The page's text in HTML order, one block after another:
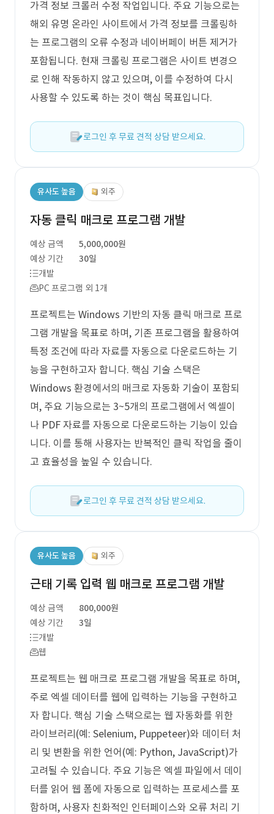
가격 정보 크롤러 수정 작업입니다. 주요 기능으로는
해외 유명 온라인 사이트에서 가격 정보를 크롤링하
는 프로그램의 오류 수정과 네이버페이 버튼 제거가
포함됩니다. 현재 크롤링 프로그램은 사이트 변경으
로 인해 작동하지 않고 있으며, 이를 수정하여 다시
사용할 수 있도록 하는 것이 핵심 목표입니다.
로그인 후 무료 견적 상담 받으세요.
유사도 높음 외주
자동 클릭 매크로 프로그램 개발
예상 금액
5,000,000원
예상 기간
30일
개발
PC 프로그램 외 1개
프로젝트는 Windows 기반의 자동 클릭 매크로 프로
그램 개발을 목표로 하며, 기존 프로그램을 활용하여
특정 조건에 따라 자료를 자동으로 다운로드하는 기
능을 구현하고자 합니다. 핵심 기술 스택은
Windows 환경에서의 매크로 자동화 기술이 포함되
며, 주요 기능으로는 3~5개의 프로그램에서 엑셀이
나 PDF 자료를 자동으로 다운로드하는 기능이 있습
니다. 이를 통해 사용자는 반복적인 클릭 작업을 줄이
고 효율성을 높일 수 있습니다.
로그인 후 무료 견적 상담 받으세요.
유사도 높음 외주
근태 기록 입력 웹 매크로 프로그램 개발
예상 금액
800,000원
예상 기간
3일
개발
웹
프로젝트는 웹 매크로 프로그램 개발을 목표로 하며,
주로 엑셀 데이터를 웹에 입력하는 기능을 구현하고
자 합니다. 핵심 기술 스택으로는 웹 자동화를 위한
라이브러리(예: Selenium, Puppeteer)와 데이터 처
리 및 변환을 위한 언어(예: Python, JavaScript)가
고려될 수 있습니다. 주요 기능은 엑셀 파일에서 데이
터를 읽어 웹 폼에 자동으로 입력하는 프로세스를 포
함하며, 사용자 친화적인 인터페이스와 오류 처리 기